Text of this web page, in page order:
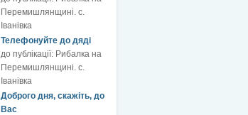
Перемишлянщині. с.
Іванівка
Телефонуйте до дяді
до публікації: Рибалка на
Перемишлянщині. с.
Іванівка
Доброго дня, скажіть, до
Вас